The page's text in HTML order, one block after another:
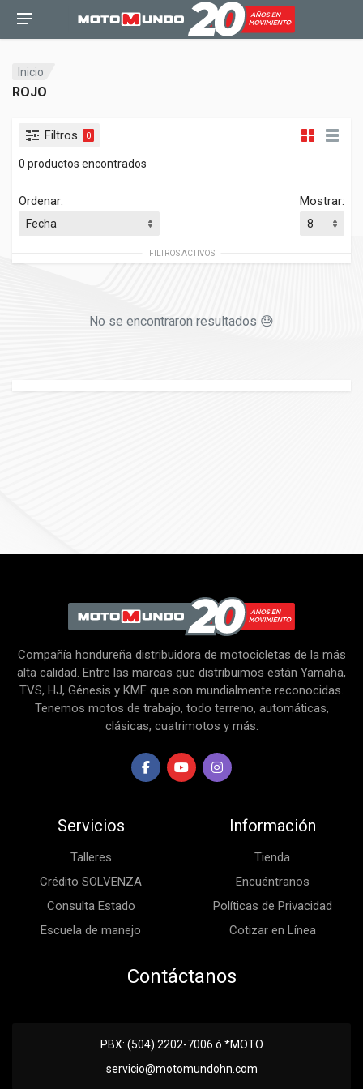
Inicio
ROJO
Filtros 0
0 productos encontrados
Ordenar: Mostrar:
FILTROS ACTIVOS
No se encontraron resultados 😓
Compañía hondureña distribuidora de motocicletas de la más
alta calidad. Entre las marcas que distribuimos están Yamaha,
TVS, HJ, Génesis y KMF que son mundialmente reconocidas.
Tenemos motos de trabajo, todo terreno, automáticas,
clásicas, cuatrimotos y más.
Servicios
Talleres
Crédito SOLVENZA
Consulta Estado
Escuela de manejo
Información
Tienda
Encuéntranos
Políticas de Privacidad
Cotizar en Línea
Contáctanos
PBX: (504) 2202-7006 ó *MOTO
servicio@motomundohn.com